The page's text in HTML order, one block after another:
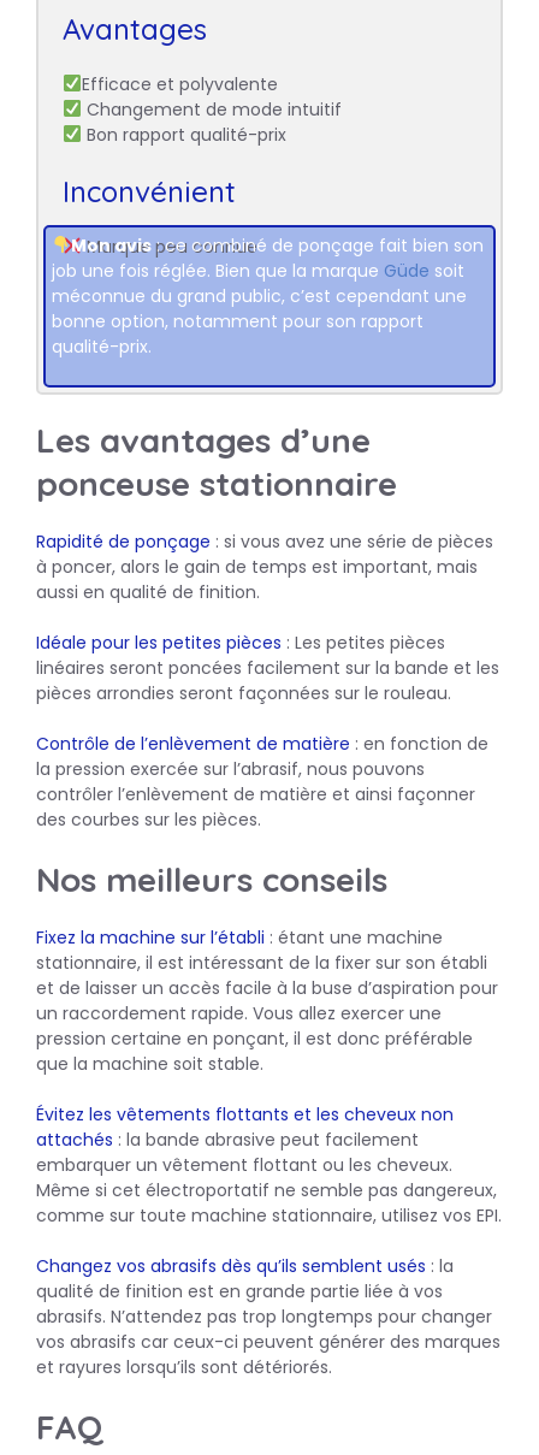
Avantages
Efficace et polyvalente
Changement de mode intuitif
Bon rapport qualité-prix
Inconvénient
Marque peu connue
Mon avis: ce combiné de ponçage fait bien son
job une fois réglée. Bien que la marque Güde soit
méconnue du grand public, c’est cependant une
bonne option, notamment pour son rapport
qualité-prix.
Les avantages d’une
ponceuse stationnaire
Rapidité de ponçage : si vous avez une série de pièces
à poncer, alors le gain de temps est important, mais
aussi en qualité de finition.
Idéale pour les petites pièces : Les petites pièces
linéaires seront poncées facilement sur la bande et les
pièces arrondies seront façonnées sur le rouleau.
Contrôle de l’enlèvement de matière : en fonction de
la pression exercée sur l’abrasif, nous pouvons
contrôler l’enlèvement de matière et ainsi façonner
des courbes sur les pièces.
Nos meilleurs conseils
Fixez la machine sur l’établi : étant une machine
stationnaire, il est intéressant de la fixer sur son établi
et de laisser un accès facile à la buse d’aspiration pour
un raccordement rapide. Vous allez exercer une
pression certaine en ponçant, il est donc préférable
que la machine soit stable.
Évitez les vêtements flottants et les cheveux non
attachés : la bande abrasive peut facilement
embarquer un vêtement flottant ou les cheveux.
Même si cet électroportatif ne semble pas dangereux,
comme sur toute machine stationnaire, utilisez vos EPI.
Changez vos abrasifs dès qu’ils semblent usés : la
qualité de finition est en grande partie liée à vos
abrasifs. N’attendez pas trop longtemps pour changer
vos abrasifs car ceux-ci peuvent générer des marques
et rayures lorsqu’ils sont détériorés.
FAQ